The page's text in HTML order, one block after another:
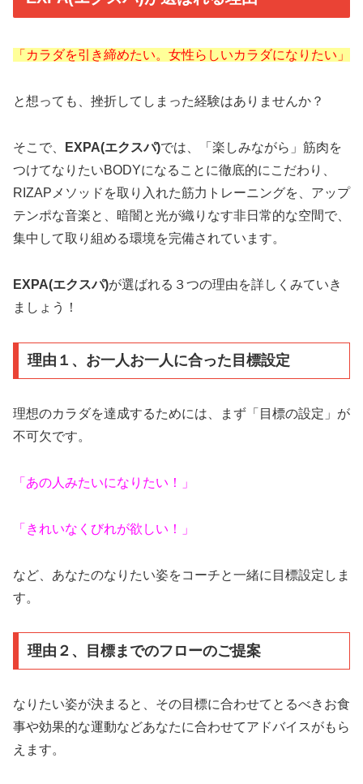
「カラダを引き締めたい。女性らしいカラダになりたい」
と想っても、挫折してしまった経験はありませんか？
そこで、 EXPA(エクスパ)では、「楽しみながら」筋肉を
つけてなりたいBODYになることに徹底的にこだわり、
RIZAPメソッドを取り入れた筋力トレーニングを、アップ
テンポな音楽と、暗闇と光が織りなす非日常的な空間で、
集中して取り組める環境を完備されています。
EXPA(エクスパ)が選ばれる３つの理由を詳しくみていき
ましょう！
理由１、お一人お一人に合った目標設定
理想のカラダを達成するためには、まず「目標の設定」が
不可欠です。
「あの人みたいになりたい！」
「きれいなくびれが欲しい！」
など、あなたのなりたい姿をコーチと一緒に目標設定しま
す。
理由２、目標までのフローのご提案
なりたい姿が決まると、その目標に合わせてとるべきお食
事や効果的な運動などあなたに合わせてアドバイスがもら
えます。